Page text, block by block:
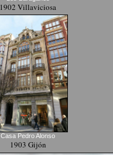
1902 Villaviciosa
Casa Pedro Alonso
1903 Gijón